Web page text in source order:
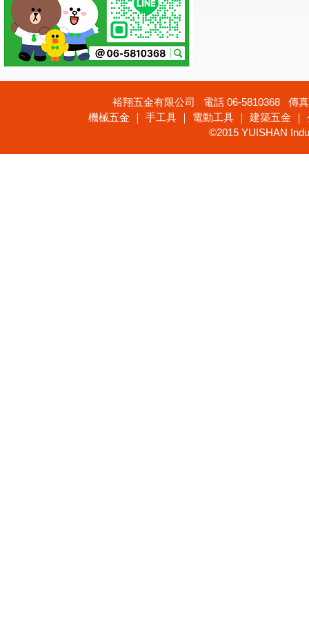
裕翔五金有限公司 電話 06-5810368 傳
機械五金 ｜ 手工具 ｜ 電動工具 ｜ 建築五金
©2015 YUISHAN